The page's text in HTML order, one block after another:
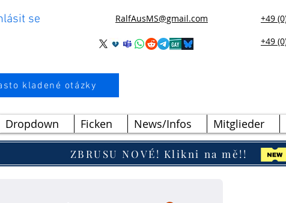
se RalfAusMS@gmail.com
+49
+49
kladené otázky
Dropdown Ficken News/Infos Mitglieder
ZBRUSU NOVÉ! Klikni na mě!!